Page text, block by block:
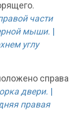
части
мыши.
углу
справа
двери.
правая